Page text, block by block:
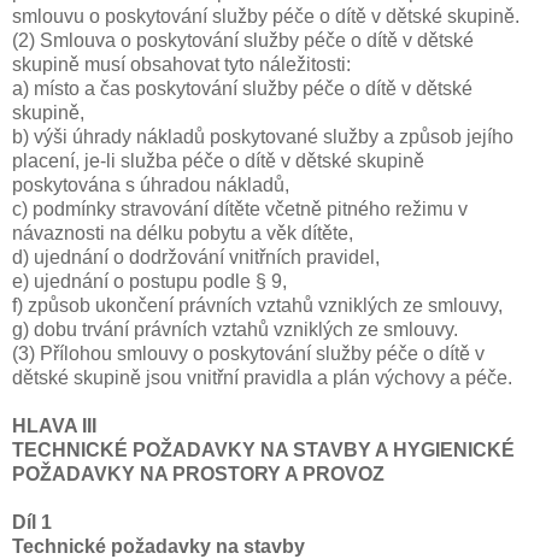
smlouvu o poskytování služby péče o dítě v dětské skupině.
(2) Smlouva o poskytování služby péče o dítě v dětské
skupině musí obsahovat tyto náležitosti:
a) místo a čas poskytování služby péče o dítě v dětské
skupině,
b) výši úhrady nákladů poskytované služby a způsob jejího
placení, je-li služba péče o dítě v dětské skupině
poskytována s úhradou nákladů,
c) podmínky stravování dítěte včetně pitného režimu v
návaznosti na délku pobytu a věk dítěte,
d) ujednání o dodržování vnitřních pravidel,
e) ujednání o postupu podle § 9,
f) způsob ukončení právních vztahů vzniklých ze smlouvy,
g) dobu trvání právních vztahů vzniklých ze smlouvy.
(3) Přílohou smlouvy o poskytování služby péče o dítě v
dětské skupině jsou vnitřní pravidla a plán výchovy a péče.
HLAVA III
TECHNICKÉ POŽADAVKY NA STAVBY A HYGIENICKÉ
POŽADAVKY NA PROSTORY A PROVOZ
Díl 1
Technické požadavky na stavby